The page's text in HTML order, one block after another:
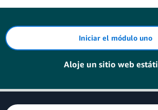
Iniciar el módulo uno
Aloje un sitio web